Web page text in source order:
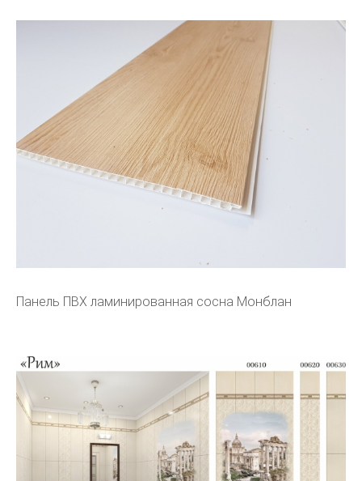
Панель ПВХ ламинированная сосна Монблан